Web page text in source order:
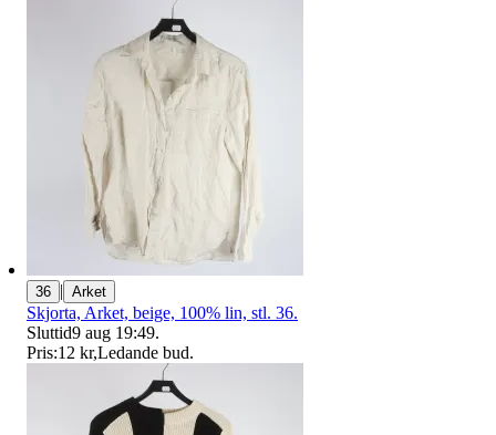
36 | Arket
Skjorta, Arket, beige, 100% lin, stl. 36.
Sluttid9 aug 19:49.
Pris:12 kr,Ledande bud.